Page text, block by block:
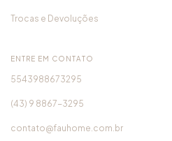
Trocas e Devoluções
ENTRE EM CONTATO
5543988673295
(43) 9 8867-3295
contato@fauhome.com.br